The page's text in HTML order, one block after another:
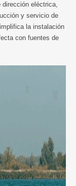
eléctrica,
y servicio de
la instalación
con fuentes de